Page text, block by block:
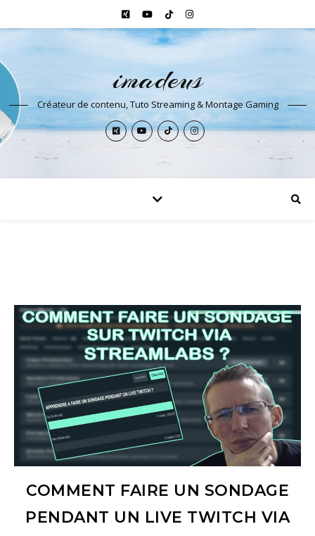
imadeus
Créateur de contenu, Tuto Streaming & Montage Gaming
COMMENT FAIRE UN SONDAGE
PENDANT UN LIVE TWITCH VIA